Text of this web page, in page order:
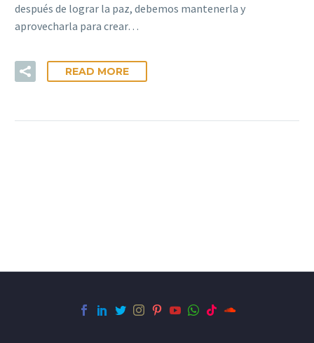
después de lograr la paz, debemos mantenerla y
aprovecharla para crear…
READ MORE